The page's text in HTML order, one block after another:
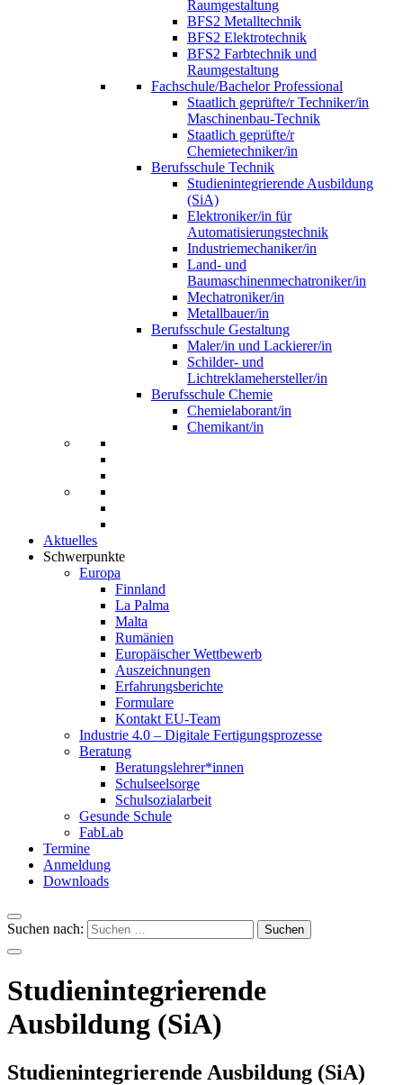
Raumgestaltung
BFS2 Metalltechnik
BFS2 Elektrotechnik
BFS2 Farbtechnik und
Raumgestaltung
Fachschule/Bachelor Professional
Staatlich geprüfte/r Techniker/in
Maschinenbau-Technik
Staatlich geprüfte/r
Chemietechniker/in
Berufsschule Technik
Studienintegrierende Ausbildung
(SiA)
Elektroniker/in für
Automatisierungstechnik
Industriemechaniker/in
Land- und
Baumaschinenmechatroniker/in
Mechatroniker/in
Metallbauer/in
Berufsschule Gestaltung
Maler/in und Lackierer/in
Schilder- und
Lichtreklamehersteller/in
Berufsschule Chemie
Chemielaborant/in
Chemikant/in
Aktuelles
Schwerpunkte
Europa
Finnland
La Palma
Malta
Rumänien
Europäischer Wettbewerb
Auszeichnungen
Erfahrungsberichte
Formulare
Kontakt EU-Team
Industrie 4.0 – Digitale Fertigungsprozesse
Beratung
Beratungslehrer*innen
Schulseelsorge
Schulsozialarbeit
Gesunde Schule
FabLab
Termine
Anmeldung
Downloads
Suchen nach:
Studienintegrierende
Ausbildung (SiA)
Studienintegrierende Ausbildung (SiA)